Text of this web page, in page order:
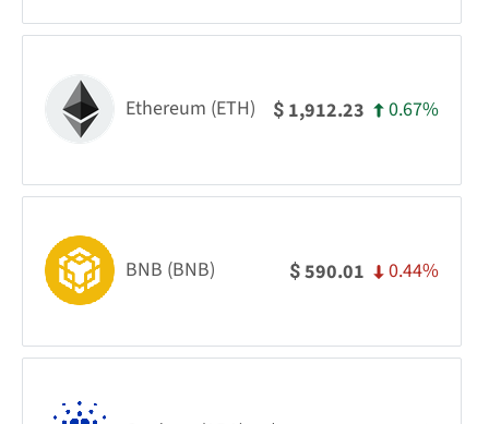
Ethereum (ETH) $ 1,912.23 0.67%
BNB (BNB) $590.01 0.44%